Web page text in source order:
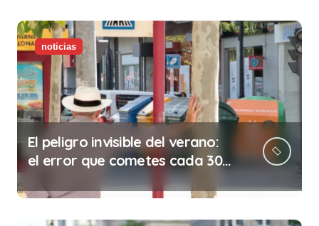
noticias
El peligro invisible del verano:
el error que cometes cada 30
minutos en tu trabajo (y la
ilegalidad que te puede costar
la vida)